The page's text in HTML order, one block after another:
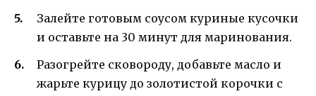
Залейте готовым соусом куриные кусочки
и оставьте на 30 минут для маринования.
Разогрейте сковороду, добавьте масло и
жарьте курицу до золотистой корочки с